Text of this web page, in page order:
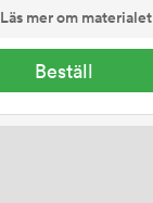
Läs mer om materialet
Beställ